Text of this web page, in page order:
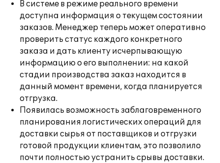
В системе в режиме реального времени
доступна информация о текущем состоянии
заказов. Менеджер теперь может оперативно
проверить статус каждого конкретного
заказа и дать клиенту исчерпывающую
информацию о его выполнении: на какой
стадии производства заказ находится в
данный момент времени, когда планируется
отгрузка.
Появилась возможность заблаговременного
планирования логистических операций для
доставки сырья от поставщиков и отгрузки
готовой продукции клиентам, это позволило
почти полностью устранить срывы доставки.